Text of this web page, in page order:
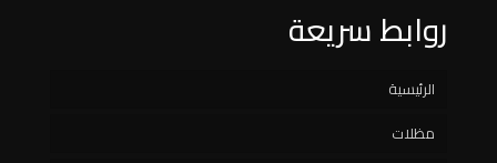
روابط سريعة
الرئيسية
مظلات